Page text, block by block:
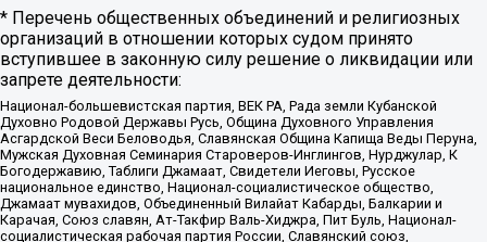
* Перечень общественных объединений и религиозных
организаций в отношении которых судом принято
вступившее в законную силу решение о ликвидации или
запрете деятельности:
Национал-большевистская партия, ВЕК РА, Рада земли Кубанской
Духовно Родовой Державы Русь, Община Духовного Управления
Асгардской Веси Беловодья, Славянская Община Капища Веды Перуна,
Мужская Духовная Семинария Староверов-Инглингов, Нурджулар, К
Богодержавию, Таблиги Джамаат, Свидетели Иеговы, Русское
национальное единство, Национал-социалистическое общество,
Джамаат мувахидов, Объединенный Вилайат Кабарды, Балкарии и
Карачая, Союз славян, Ат-Такфир Валь-Хиджра, Пит Буль, Национал-
социалистическая рабочая партия России, Славянский союз,